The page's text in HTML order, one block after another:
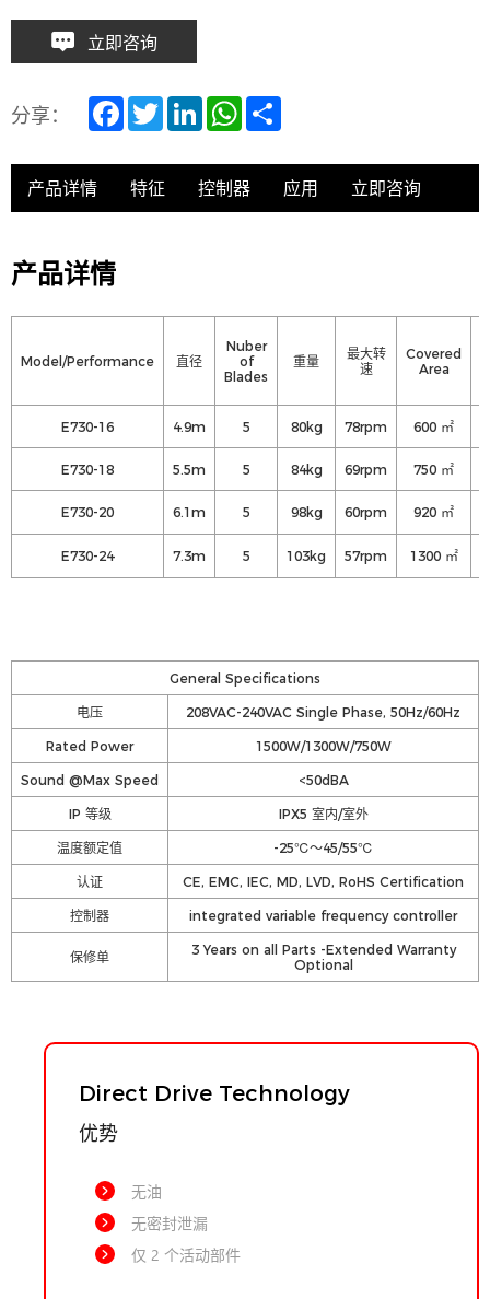
立即咨询
分享： F
a
c
b
o
o
T
w
t
e
r
L
n
e
d
I
W
h
a
s
A
p
e
产品详情 特征 控制器 应用 立即咨询
产品详情
Model/Performance 直径
Nuber
of
Blades
重量
最大转
速
Covered
Area
E730-16 4.9m 5 80kg 78rpm 600 ㎡
E730-18 5.5m 5 84kg 69rpm 750 ㎡
E730-20 6.1m 5 98kg 60rpm 920 ㎡
E730-24 7.3m 5 103kg 57rpm 1300 ㎡
General Specifications
电压
208VAC-240VAC Single Phase, 50Hz/60Hz
Rated Power
1500W/1300W/750W
Sound @Max Speed
<50dBA
IP 等级
IPX5 室内/室外
温度额定值
-25℃～45/55℃
认证
CE, EMC, IEC, MD, LVD, RoHS Certification
控制器
integrated variable frequency controller
保修单
3 Years on all Parts -Extended Warranty
Optional
Direct Drive Technology
优势
无油
无密封泄漏
仅 2 个活动部件